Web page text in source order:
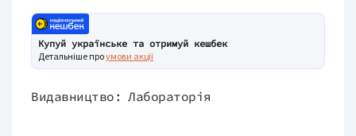
Купуй українське та отримуй кешбек
Детальніше проумови акції
Видавництво: Лабораторія